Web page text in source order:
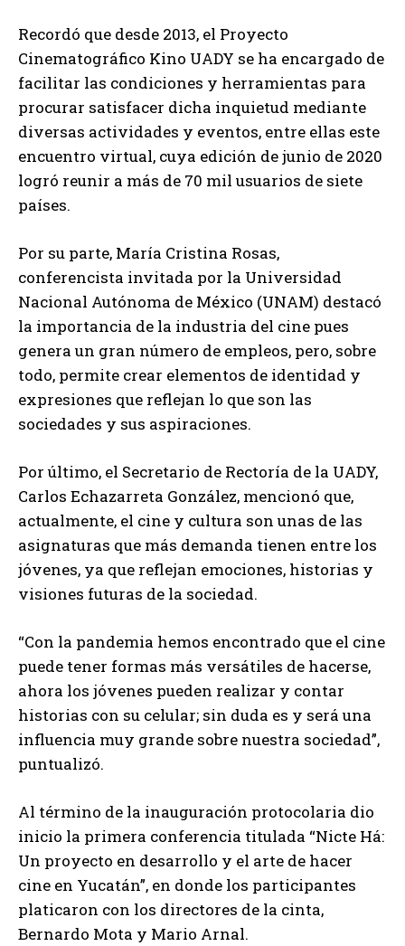
Recordó que desde 2013, el Proyecto
Cinematográfico Kino UADY se ha encargado de
facilitar las condiciones y herramientas para
procurar satisfacer dicha inquietud mediante
diversas actividades y eventos, entre ellas este
encuentro virtual, cuya edición de junio de 2020
logró reunir a más de 70 mil usuarios de siete
países.
Por su parte, María Cristina Rosas,
conferencista invitada por la Universidad
Nacional Autónoma de México (UNAM) destacó
la importancia de la industria del cine pues
genera un gran número de empleos, pero, sobre
todo, permite crear elementos de identidad y
expresiones que reflejan lo que son las
sociedades y sus aspiraciones.
Por último, el Secretario de Rectoría de la UADY,
Carlos Echazarreta González, mencionó que,
actualmente, el cine y cultura son unas de las
asignaturas que más demanda tienen entre los
jóvenes, ya que reflejan emociones, historias y
visiones futuras de la sociedad.
“Con la pandemia hemos encontrado que el cine
puede tener formas más versátiles de hacerse,
ahora los jóvenes pueden realizar y contar
historias con su celular; sin duda es y será una
influencia muy grande sobre nuestra sociedad”,
puntualizó.
Al término de la inauguración protocolaria dio
inicio la primera conferencia titulada “Nicte Há:
Un proyecto en desarrollo y el arte de hacer
cine en Yucatán”, en donde los participantes
platicaron con los directores de la cinta,
Bernardo Mota y Mario Arnal.